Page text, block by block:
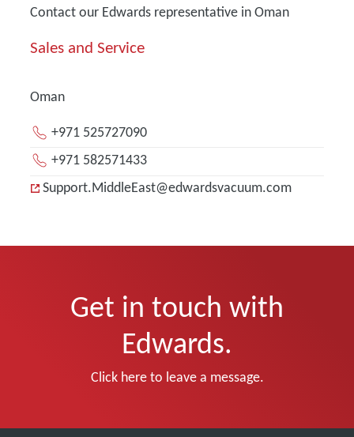
Contact our Edwards representative in Oman
Sales and Service
Oman
+971 525727090
+971 582571433
Support.MiddleEast@edwardsvacuum.com
Get in touch with
Edwards.
Click here to leave a message.